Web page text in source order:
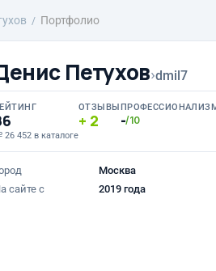
Портфолио
Петухов›dmil7
26 452 в каталоге
ОТЗЫВЫ
2 -/10
Москва
сайте с
2019 года